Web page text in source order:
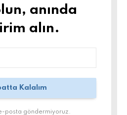
anında
alın.
posta göndermiyoruz.